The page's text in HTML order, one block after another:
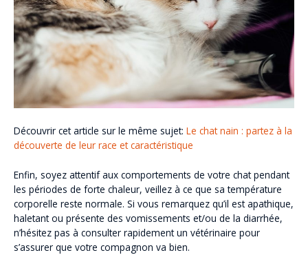
Découvrir cet article sur le même sujet: Le chat nain : partez à la
découverte de leur race et caractéristique
Enfin, soyez attentif aux comportements de votre chat pendant
les périodes de forte chaleur, veillez à ce que sa température
corporelle reste normale. Si vous remarquez qu’il est apathique,
haletant ou présente des vomissements et/ou de la diarrhée,
n’hésitez pas à consulter rapidement un vétérinaire pour
s’assurer que votre compagnon va bien.